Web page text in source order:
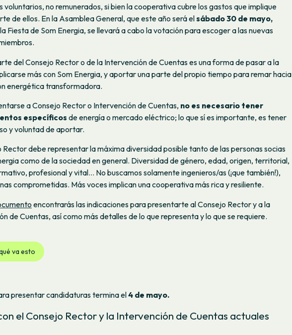
voluntarios, no remunerados, si bien la cooperativa cubre los gastos que implique
de ellos. En la Asamblea General, que este año será elsábado 30 de mayo,
Fiesta de Som Energia, se llevará a cabo la votación para escoger a las nuevas
del Consejo Rector o de la Intervención de Cuentas es una forma de pasar a la
más con Som Energia, y aportar una parte del propio tiempo para remar hacia
energética transformadora.
a Consejo Rector o Intervención de Cuentas, no es necesario tener
específicos de energía o mercado eléctrico; lo que sí es importante, es tener
y voluntad de aportar.
Rector debe representar la máxima diversidad posible tanto de las personas socias
como de la sociedad en general. Diversidad de género, edad, origen, territorial,
profesional y vital… No buscamos solamente ingenieros/as (¡que también!),
comprometidas. Más voces implican una cooperativa más rica y resiliente.
encontrarás las indicaciones para presentarte al Consejo Rector y a la
de Cuentas, así como más detalles de lo que representa y lo que se requiere.
va esto
presentar candidaturas termina el4 de mayo.
el Consejo Rector y la Intervención de Cuentas actuales